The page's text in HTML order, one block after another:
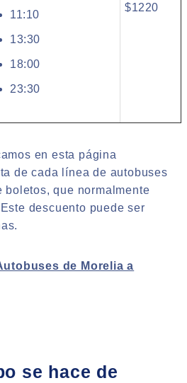
11:10
13:30
18:00
23:30
$1220
en esta página
de cada línea de autobuses
que normalmente
descuento puede ser
de Morelia a
se hace de